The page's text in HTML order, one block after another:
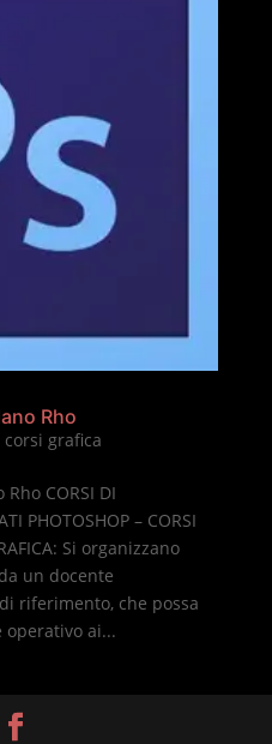
Rho
corsi grafica
CORSI DI
PHOTOSHOP – CORSI
Si organizzano
un docente
riferimento, che possa
ai...